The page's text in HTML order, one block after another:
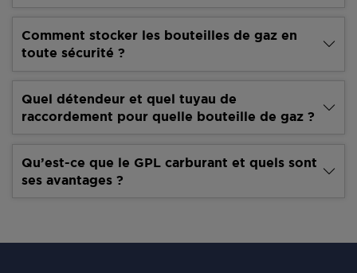
Comment stocker les bouteilles de gaz en
toute sécurité ?
Quel détendeur et quel tuyau de
raccordement pour quelle bouteille de gaz ?
Qu’est-ce que le GPL carburant et quels sont
ses avantages ?